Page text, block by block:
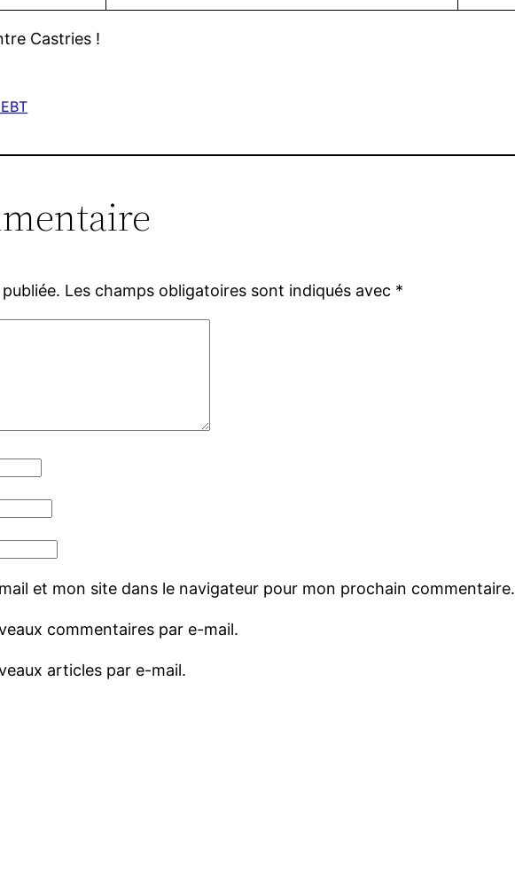
Castries !
Les champs obligatoires sont indiqués avec *
et mon site dans le navigateur pour mon prochain commentaire.
commentaires par e-mail.
articles par e-mail.